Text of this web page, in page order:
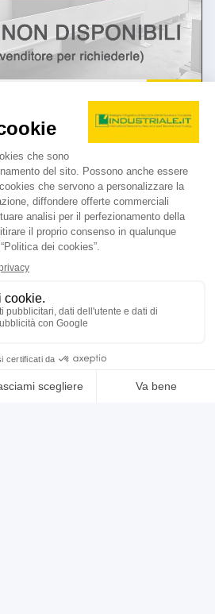
annuncio
da CN - motore mandrino 26 kW - giri
4040 GE
contatta
vedi di più